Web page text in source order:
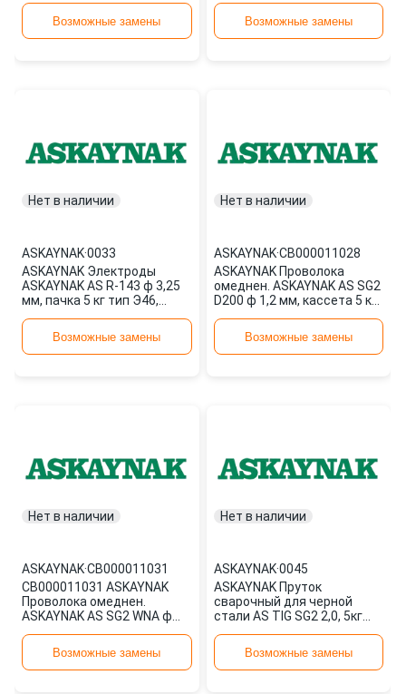
Возможные замены Возможные замены
Нет в наличии
ASKAYNAK·0033
ASKAYNAK Электроды
ASKAYNAK AS R-143 ф 3,25
мм, пачка 5 кг тип Э46,
Возможные замены
Нет в наличии
ASKAYNAK·СВ000011028
ASKAYNAK Проволока
омеднен. ASKAYNAK AS SG2
D200 ф 1,2 мм, кассета 5 кг,
СВ0000110 СВ000011028
Возможные замены
Нет в наличии
ASKAYNAK·СВ000011031
СВ000011031 ASKAYNAK
Проволока омеднен.
ASKAYNAK AS SG2 WNA ф
аналогВозможные замены
Нет в наличии
ASKAYNAK·0045
ASKAYNAK Пруток
сварочный для черной
стали AS TIG SG2 2,0, 5кг
Возможные замены